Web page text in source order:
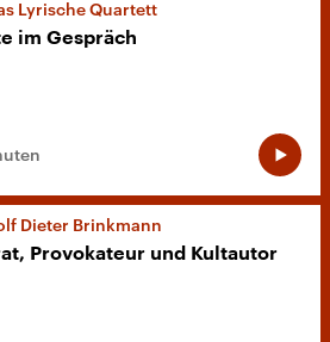
Lyrische Quartett
im Gespräch
Dieter Brinkmann
Provokateur und Kultautor